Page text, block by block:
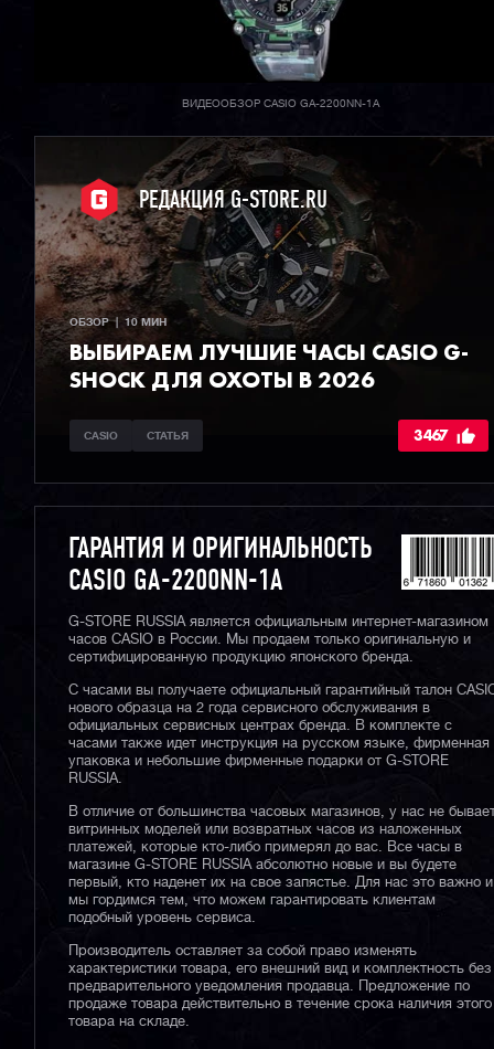
ВИДЕООБЗОР CASIO GA-2200NN-1A
РЕДАКЦИЯ G-STORE.RU
ОБЗОР  |  10 МИН
ВЫБИРАЕМ ЛУЧШИЕ ЧАСЫ СASIO G-
SHOCK ДЛЯ ОХОТЫ В 2026
CASIO СТАТЬЯ 3467
ГАРАНТИЯ И ОРИГИНАЛЬНОСТЬ
CASIO GA-2200NN-1A
G-STORE RUSSIA является официальным интернет-магазином
часов CASIO в России. Мы продаем только оригинальную и
сертифицированную продукцию японского бренда.
С часами вы получаете официальный гарантийный талон
нового образца на 2 года сервисного обслуживания в
официальных сервисных центрах бренда. В комплекте с
часами также идет инструкция на русском языке, фирменная
упаковка и небольшие фирменные подарки от G-STORE
RUSSIA.
В отличие от большинства часовых магазинов, у нас не
витринных моделей или возвратных часов из наложенных
платежей, которые кто-либо примерял до вас. Все часы в
магазине G-STORE RUSSIA абсолютно новые и вы будете
первый, кто наденет их на свое запястье. Для нас это важно и
мы гордимся тем, что можем гарантировать клиентам
подобный уровень сервиса.
Производитель оставляет за собой право изменять
характеристики товара, его внешний вид и комплектность без
предварительного уведомления продавца. Предложение по
продаже товара действительно в течение срока наличия этого
товара на складе.